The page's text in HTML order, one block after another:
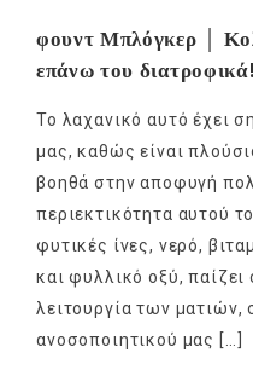
φουντ Μπλόγκερ │
επάνω του διατροφικά!
Το λαχανικό αυτό έχει
μας, καθώς είναι
βοηθά στην αποφυγή
περιεκτικότητα αυτού
φυτικές ίνες, νερό,
και φυλλικό οξύ,
λειτουργία των ματιών,
ανοσοποιητικού μας […]